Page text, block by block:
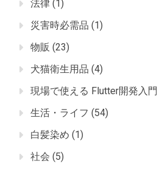
法律 (1)
災害時必需品 (1)
物販 (23)
犬猫衛生用品 (4)
現場で使える Flutter開発入門
生活・ライフ (54)
白髪染め (1)
社会 (5)